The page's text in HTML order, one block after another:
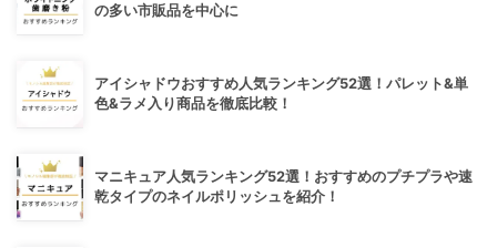
の多い市販品を中心に
アイシャドウおすすめ人気ランキング52選！パレット&単
色&ラメ入り商品を徹底比較！
マニキュア人気ランキング52選！おすすめのプチプラや速
乾タイプのネイルポリッシュを紹介！